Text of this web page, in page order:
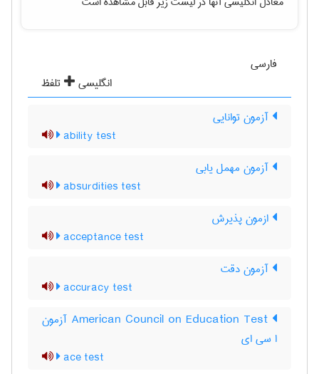
فارسی
انگلیسی
تلفظ
آزمون توانایی
ability test
آزمون مهمل یابی
absurdities test
ازمون پذیرش
acceptance test
آزمون دقت
accuracy test
‎American Council on Education Test آزمون
ا سی ای
ace test